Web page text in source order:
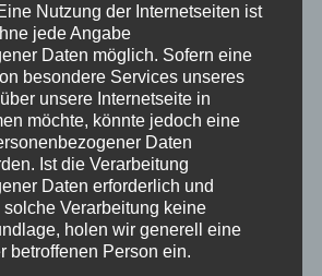
Übermittagsbetreuung im
Herrn Windt in den Ruhestand
bei den alten Griechen
Literaturkurses „Darstellendes
am Ostwall
Nutzung der Internetseiten ist
jede Angabe
Daten möglich. Sofern eine
besondere Services unseres
unsere Internetseite in
möchte, könnte jedoch eine
Daten
Ist die Verarbeitung
Daten erforderlich und
solche Verarbeitung keine
holen wir generell eine
betroffenen Person ein.